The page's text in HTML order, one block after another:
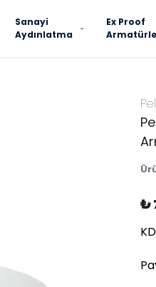
Sanayi
Aydınlatma
Ex Proof
₺